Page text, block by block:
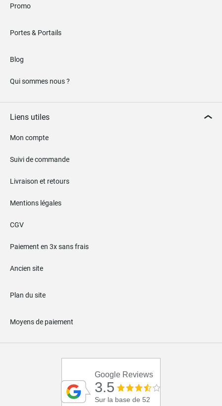
Promo
Portes & Portails
Blog
Qui sommes nous ?
Liens utiles
Mon compte
Suivi de commande
Livraison et retours
Mentions légales
CGV
Paiement en 3x sans frais
Ancien site
Plan du site
Moyens de paiement
Google Reviews
3.5
Sur la base de 52